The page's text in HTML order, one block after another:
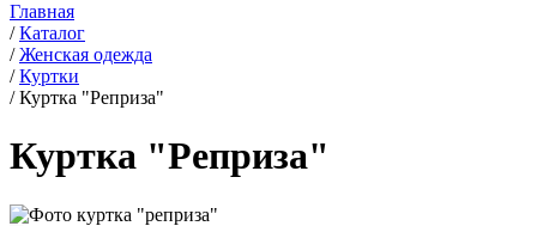
Главная
/ Каталог
/ Женская одежда
/ Куртки
/ Куртка "Реприза"
Куртка "Реприза"